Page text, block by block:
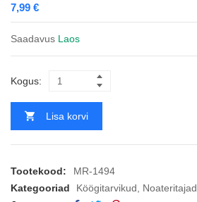
7,99 €
Saadavus Laos
Kogus:
Lisa korvi
Tootekood:
MR-1494
Kategooriad
Köögitarvikud
Noateritajad